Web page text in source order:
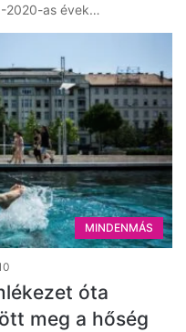
2020-as évek…
MINDENMÁS
óta
meg a hőség